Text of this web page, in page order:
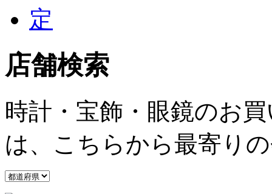
店舗検索
時計・宝飾・眼鏡のお
は、こちらから最寄り